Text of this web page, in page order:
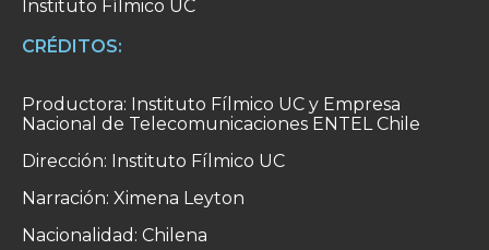
Instituto Fílmico UC
CRÉDITOS:
Productora: Instituto Fílmico UC y Empresa
Nacional de Telecomunicaciones ENTEL Chile
Dirección: Instituto Fílmico UC
Narración: Ximena Leyton
Nacionalidad: Chilena